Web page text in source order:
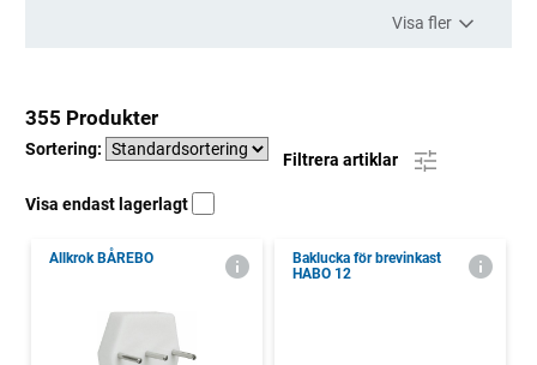
Visa fler
355 Produkter
Sortering:
Filtrera artiklar
Visa endast lagerlagt
Allkrok BÅREBO
Baklucka för brevinkast
HABO 12